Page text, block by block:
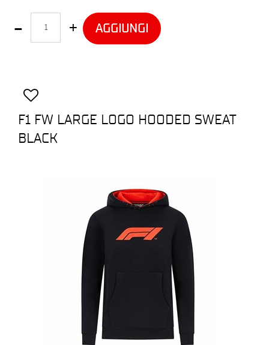
AGGIUNGI
F1 FW LARGE LOGO HOODED SWEAT
BLACK